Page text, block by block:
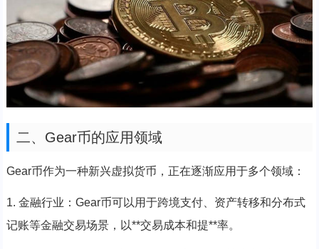
二、Gear币的应用领域
Gear币作为一种新兴虚拟货币，正在逐渐应用于多个领域：
1. 金融行业：Gear币可以用于跨境支付、资产转移和分布式
记账等金融交易场景，以**交易成本和提**率。